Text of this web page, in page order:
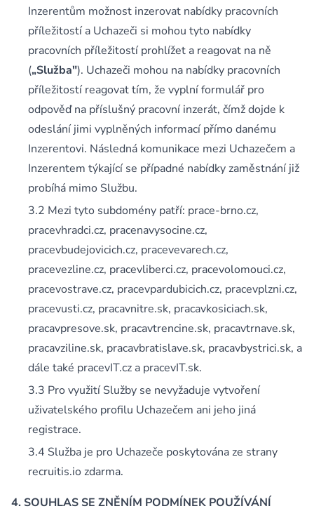
Inzerentům možnost inzerovat nabídky pracovních
příležitostí a Uchazeči si mohou tyto nabídky
pracovních příležitostí prohlížet a reagovat na ně
(„Služba"). Uchazeči mohou na nabídky pracovních
příležitostí reagovat tím, že vyplní formulář pro
odpověď na příslušný pracovní inzerát, čímž dojde k
odeslání jimi vyplněných informací přímo danému
Inzerentovi. Následná komunikace mezi Uchazečem a
Inzerentem týkající se případné nabídky zaměstnání již
probíhá mimo Službu.
Mezi tyto subdomény patří: prace-brno.cz,
pracevhradci.cz, pracenavysocine.cz,
pracevbudejovicich.cz, pracevevarech.cz,
pracevezline.cz, pracevliberci.cz, pracevolomouci.cz,
pracevostrave.cz, pracevpardubicich.cz, pracevplzni.cz,
pracevusti.cz, pracavnitre.sk, pracavkosiciach.sk,
pracavpresove.sk, pracavtrencine.sk, pracavtrnave.sk,
pracavziline.sk, pracavbratislave.sk, pracavbystrici.sk, a
dále také pracevIT.cz a pracevIT.sk.
Pro využití Služby se nevyžaduje vytvoření
uživatelského profilu Uchazečem ani jeho jiná
registrace.
Služba je pro Uchazeče poskytována ze strany
recruitis.io zdarma.
SOUHLAS SE ZNĚNÍM PODMÍNEK POUŽÍVÁNÍ